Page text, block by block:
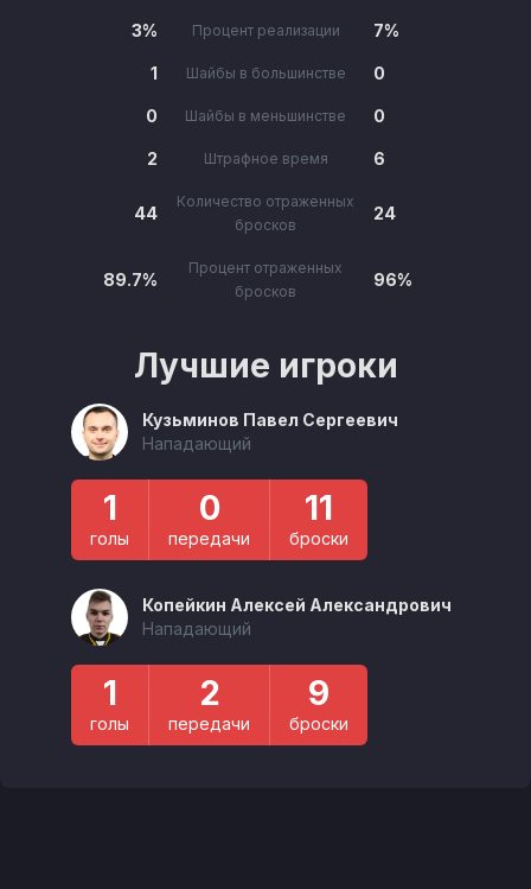
3% Процент реализации 7%
1 Шайбы в большинстве 0
0 Шайбы в меньшинстве 0
2 Штрафное время 6
44
Количество отраженных
бросков
24
89.7%
Процент отраженных
бросков
96%
Лучшие игроки
Кузьминов Павел Сергеевич
Нападающий
1
голы
0
передачи
11
броски
Копейкин Алексей Александрович
Нападающий
1
голы
2
передачи
9
броски